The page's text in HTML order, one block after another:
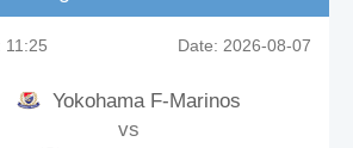
11:25 Date: 2026-08-07
Yokohama F-Marinos
vs